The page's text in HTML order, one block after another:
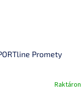
Promety
Raktáron